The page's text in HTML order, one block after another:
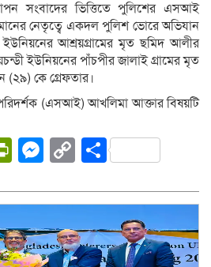
সংবাদের ভিত্তিতে পুলিশের এসআই
নেতৃত্বে একদল পুলিশ ভোরে অভিযান
ইউনিয়নের আশ্রয়গ্রামের মৃত ছমিদ আলীর
ইউনিয়নের পাঁচপীর জালাই গ্রামের মৃত
(২৯) কে গ্রেফতার।
(এসআই) আখলিমা আক্তার বিষয়টি
PrintFriendly
Messenger
CopyShare